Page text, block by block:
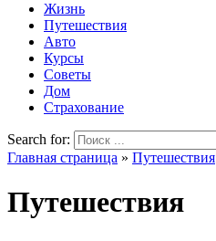
Жизнь
Путешествия
Авто
Курсы
Советы
Дом
Страхование
Search for:
Главная страница » Путешествия
Путешествия